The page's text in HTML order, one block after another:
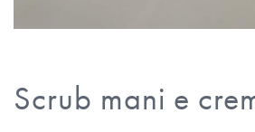
Scrub mani e